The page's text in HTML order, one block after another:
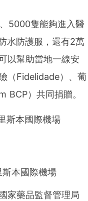
5000隻能夠進入醫
水防護服，還有2萬
以幫助當地一線安
（Fidelidade）、葡
BCP）共同捐贈。
本國際機場
家藥品監督管理局